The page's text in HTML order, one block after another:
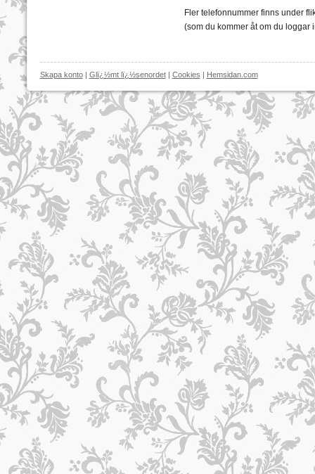
Fler telefonnummer finns under
(som du kommer åt om du loggar
Skapa konto| Glï¿½mt lï¿½senordet| Cookies | Hemsidan.com